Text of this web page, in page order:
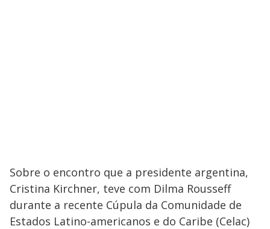
Sobre o encontro que a presidente argentina,
Cristina Kirchner, teve com Dilma Rousseff
durante a recente Cúpula da Comunidade de
Estados Latino-americanos e do Caribe (Celac)